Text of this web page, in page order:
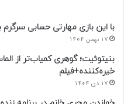
با این بازی مهارتی حسابی
17 بهمن 1404
بنیتوئیت؛ گوهری کمیاب‌تر از
خیره‌کننده+فیلم
17 دی 1404